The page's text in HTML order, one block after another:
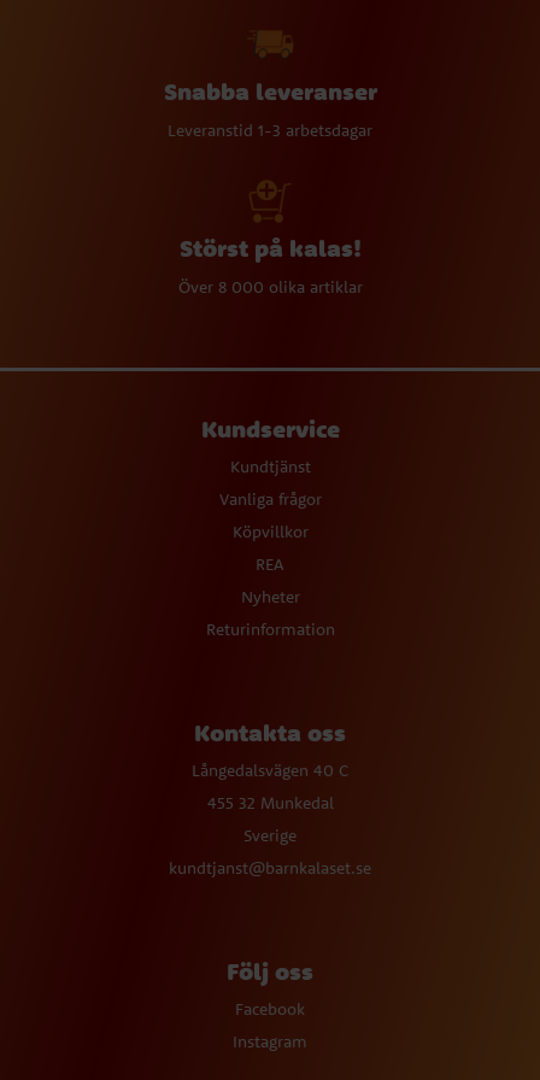
Snabba leveranser
Leveranstid 1-3 arbetsdagar
Störst på kalas!
Över 8 000 olika artiklar
Kundservice
Kundtjänst
Vanliga frågor
Köpvillkor
REA
Nyheter
Returinformation
Kontakta oss
Långedalsvägen 40 C
455 32 Munkedal
Sverige
kundtjanst@barnkalaset.se
Följ oss
Facebook
Instagram